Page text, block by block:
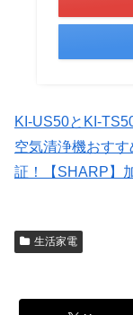
KI-US50とKI-
空気清浄機おすす
証！【SHARP】
生活家電